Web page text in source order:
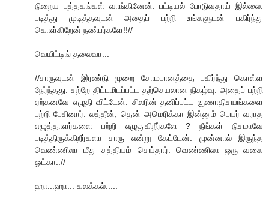
நிறைய புத்தகங்கள் வாங்கினேன். பட்டியல் போடுவதாய் இல்லை.
படித்து முடித்தவுடன் அதைப் பற்றி உங்களுடன் பகிர்ந்து
கொள்கிறேன் நண்பர்களே!!//
வெயிட்டிங் தலைவா...
//சாருவுடன் இரண்டு முறை சோமபானத்தை பகிர்ந்து கொள்ள
நேர்ந்தது. சற்றே திட்டமிடப்பட்ட தற்செயலான நிகழ்வு. அதைப் பற்றி
ஏற்கனவே எழுதி விட்டேன். சிலரின் தனிப்பட்ட குணாதிசயங்களை
பற்றி பேசினார். லத்தீன், தென் அமெரிக்கா இன்னும் பெயர் வராத
எழுத்தாளர்களை பற்றி எழுதுகிறீர்களே ? நீங்கள் நிசமாவே
படித்திருக்கிறீர்களா சாரு என்று கேட்டேன். முன்னால் இருந்த
வெண்ணிலா மீது சத்தியம் செய்தார். வெண்ணிலா ஒரு வகை
ஓட்கா..//
ஹா...ஹா... கலக்கல்.....